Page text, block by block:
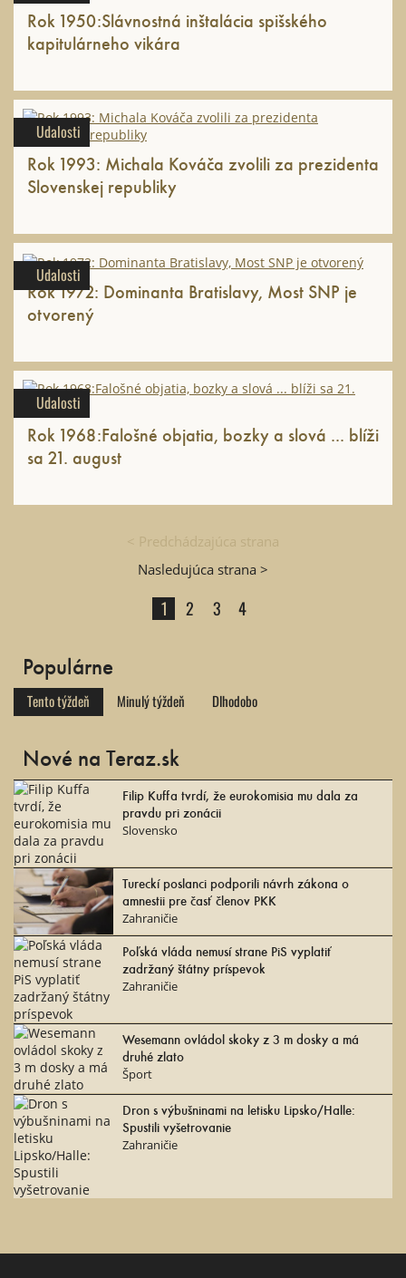
Rok 1950:Slávnostná inštalácia spišského
kapitulárneho vikára
Udalosti
Rok 1993: Michala Kováča zvolili za prezidenta
Slovenskej republiky
Udalosti
Rok 1972: Dominanta Bratislavy, Most SNP je
otvorený
Udalosti
Rok 1968:Falošné objatia, bozky a slová ... blíži
sa 21. august
< Predchádzajúca strana
Nasledujúca strana >
1 2 3 4
Populárne
Tento týždeň Minulý týždeň Dlhodobo
Nové na Teraz.sk
Filip Kuffa tvrdí, že eurokomisia mu dala za
pravdu pri zonácii
Slovensko
Tureckí poslanci podporili návrh zákona o
amnestii pre časť členov PKK
Zahraničie
Poľská vláda nemusí strane PiS vyplatiť
zadržaný štátny príspevok
Zahraničie
Wesemann ovládol skoky z 3 m dosky a má
druhé zlato
Šport
Dron s výbušninami na letisku Lipsko/Halle:
Spustili vyšetrovanie
Zahraničie